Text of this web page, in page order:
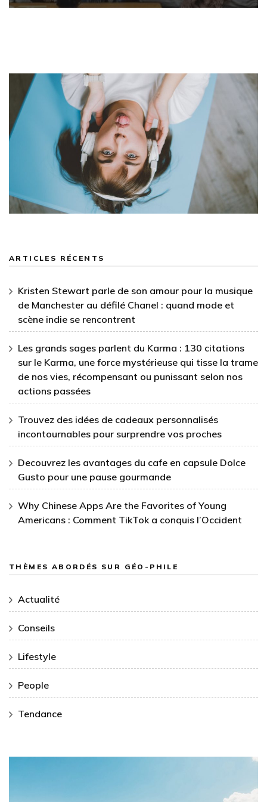
ARTICLES RÉCENTS
Kristen Stewart parle de son amour pour la musique
de Manchester au défilé Chanel : quand mode et
scène indie se rencontrent
Les grands sages parlent du Karma : 130 citations
sur le Karma, une force mystérieuse qui tisse la trame
de nos vies, récompensant ou punissant selon nos
actions passées
Trouvez des idées de cadeaux personnalisés
incontournables pour surprendre vos proches
Decouvrez les avantages du cafe en capsule Dolce
Gusto pour une pause gourmande
Why Chinese Apps Are the Favorites of Young
Americans : Comment TikTok a conquis l’Occident
THÈMES ABORDÉS SUR GÉO-PHILE
Actualité
Conseils
Lifestyle
People
Tendance